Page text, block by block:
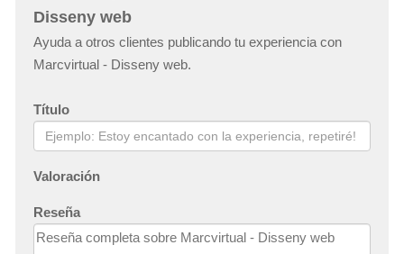
Disseny web
Ayuda a otros clientes publicando tu experiencia con
Marcvirtual - Disseny web.
Título
Valoración
Reseña